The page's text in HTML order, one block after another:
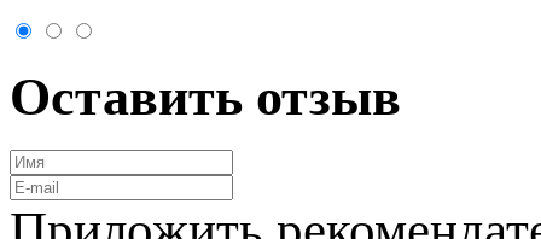
Оставить отзыв